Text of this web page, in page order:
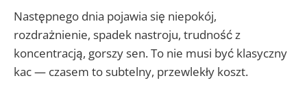
Następnego dnia pojawia się niepokój,
rozdrażnienie, spadek nastroju, trudność z
koncentracją, gorszy sen. To nie musi być klasyczny
kac — czasem to subtelny, przewlekły koszt.